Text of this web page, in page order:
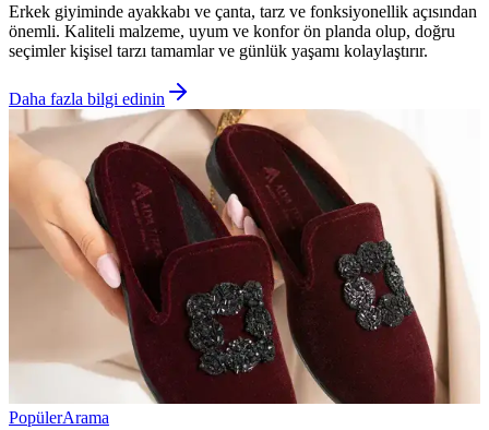
Erkek giyiminde ayakkabı ve çanta, tarz ve fonksiyonellik açısından
önemli. Kaliteli malzeme, uyum ve konfor ön planda olup, doğru
seçimler kişisel tarzı tamamlar ve günlük yaşamı kolaylaştırır.
Daha fazla bilgi edinin
PopülerArama